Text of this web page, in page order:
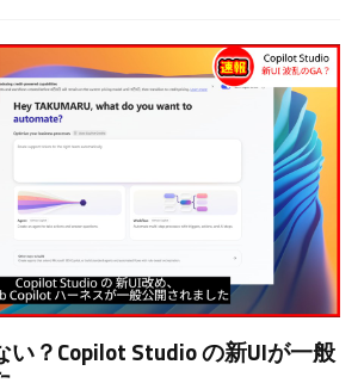
い？Copilot Studio の新UIが一般